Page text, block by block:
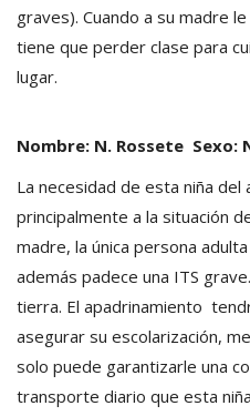
graves). Cuando a su madre
tiene que perder clase para
lugar.
Nombre: N. Rossete Sexo:
La necesidad de esta niña
principalmente a la situación
madre, la única persona
además padece una ITS
tierra. El apadrinamiento
asegurar su escolarización,
solo puede garantizarle una
transporte diario que esta